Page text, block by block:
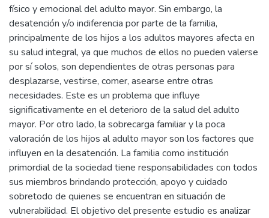
físico y emocional del adulto mayor. Sin embargo, la
desatención y/o indiferencia por parte de la familia,
principalmente de los hijos a los adultos mayores afecta en
su salud integral, ya que muchos de ellos no pueden valerse
por sí solos, son dependientes de otras personas para
desplazarse, vestirse, comer, asearse entre otras
necesidades. Este es un problema que influye
significativamente en el deterioro de la salud del adulto
mayor. Por otro lado, la sobrecarga familiar y la poca
valoración de los hijos al adulto mayor son los factores que
influyen en la desatención. La familia como institución
primordial de la sociedad tiene responsabilidades con todos
sus miembros brindando protección, apoyo y cuidado
sobretodo de quienes se encuentran en situación de
vulnerabilidad. El objetivo del presente estudio es analizar